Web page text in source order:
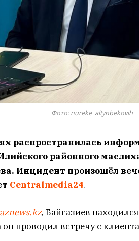
Фото: nureke_altynbekovih
распространилась
районного
Инцидент произошёл
Centralmedia24.
, Байгазиев
он проводил встречу с